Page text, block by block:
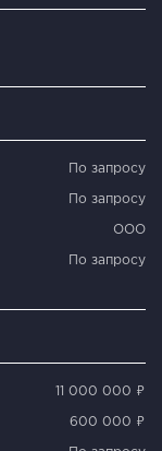
По запросу
По запросу
ООО
По запросу
11 000 000 ₽
600 000 ₽